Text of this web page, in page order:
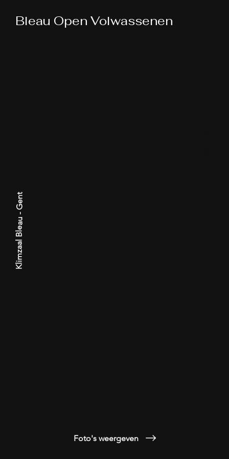
Bleau Open Volwassenen
Foto's weergeven
Klimzaal Bleau - Gent